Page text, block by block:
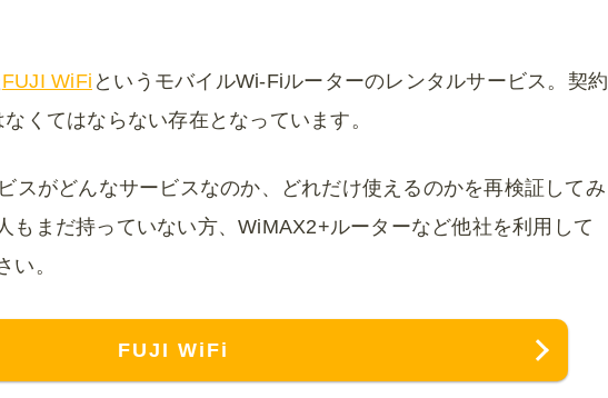
FUJI WiFi というモバイルWi-Fiルーターのレンタルサービス。契約
くてはならない存在となっています。
スがどんなサービスなのか、どれだけ使えるのかを再検証してみ
もまだ持っていない方、WiMAX2+ルーターなど他社を利用して
い。
FUJI WiFi